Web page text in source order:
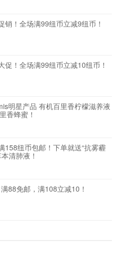
销！全场满99纽币立减9纽币！
促！全场满99纽币立减10纽币！
明星产品 有机百里香柠檬滋养液
香蜂蜜！
158纽币包邮！下单就送“抗雾霾
清肺液！
88免邮，满108立减10！